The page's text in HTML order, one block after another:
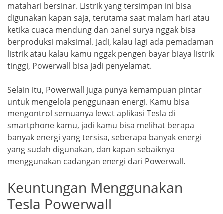
matahari bersinar. Listrik yang tersimpan ini bisa
digunakan kapan saja, terutama saat malam hari atau
ketika cuaca mendung dan panel surya nggak bisa
berproduksi maksimal. Jadi, kalau lagi ada pemadaman
listrik atau kalau kamu nggak pengen bayar biaya listrik
tinggi, Powerwall bisa jadi penyelamat.
Selain itu, Powerwall juga punya kemampuan pintar
untuk mengelola penggunaan energi. Kamu bisa
mengontrol semuanya lewat aplikasi Tesla di
smartphone kamu, jadi kamu bisa melihat berapa
banyak energi yang tersisa, seberapa banyak energi
yang sudah digunakan, dan kapan sebaiknya
menggunakan cadangan energi dari Powerwall.
Keuntungan Menggunakan
Tesla Powerwall